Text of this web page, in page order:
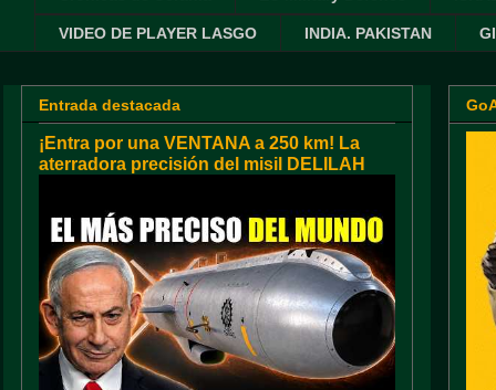
VIDEO DE PLAYER LASGO INDIA. PAKISTAN
Entrada destacada
¡Entra por una VENTANA a 250 km! La
aterradora precisión del misil DELILAH